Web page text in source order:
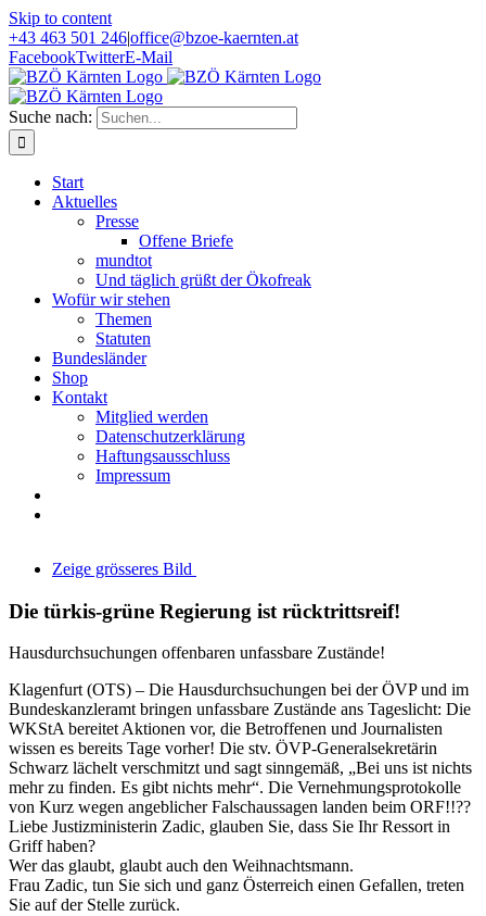
Skip to content
+43 463 501 246|office@bzoe-kaernten.at
FacebookTwitterE-Mail
Suche nach:
Start
Aktuelles
Presse
Offene Briefe
mundtot
Und täglich grüßt der Ökofreak
Wofür wir stehen
Themen
Statuten
Bundesländer
Shop
Kontakt
Mitglied werden
Datenschutzerklärung
Haftungsausschluss
Impressum
Zeige grösseres Bild
Die türkis-grüne Regierung ist rücktrittsreif!
Hausdurchsuchungen offenbaren unfassbare Zustände!
Klagenfurt (OTS) – Die Hausdurchsuchungen bei der ÖVP und im
Bundeskanzleramt bringen unfassbare Zustände ans Tageslicht: Die
WKStA bereitet Aktionen vor, die Betroffenen und Journalisten
wissen es bereits Tage vorher! Die stv. ÖVP-Generalsekretärin
Schwarz lächelt verschmitzt und sagt sinngemäß, „Bei uns ist nichts
mehr zu finden. Es gibt nichts mehr“. Die Vernehmungsprotokolle
von Kurz wegen angeblicher Falschaussagen landen beim ORF!!??
Liebe Justizministerin Zadic, glauben Sie, dass Sie Ihr Ressort in
Griff haben?
Wer das glaubt, glaubt auch den Weihnachtsmann.
Frau Zadic, tun Sie sich und ganz Österreich einen Gefallen, treten
Sie auf der Stelle zurück.